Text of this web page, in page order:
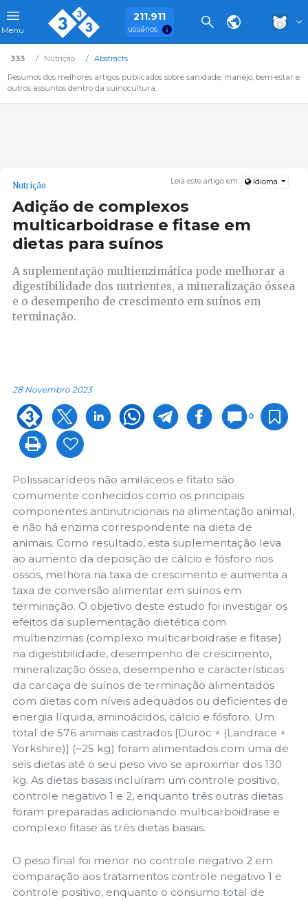
Menu
211.911
usuários
333 Nutrição
Abstracts
Resumos dos melhores artigos publicados sobre sanidade, manejo, bem-estar e
outros assuntos dentro da suinocultura.
Leia este artigo em: Idioma
Nutrição
Adição de complexos
multicarboidrase e fitase em
dietas para suínos
A suplementação multienzimática pode melhorar a
digestibilidade dos nutrientes, a mineralização óssea
e o desempenho de crescimento em suínos em
terminação.
28 Novembro 2023
0
Polissacarídeos não amiláceos e fitato são
comumente conhecidos como os principais
componentes antinutricionais na alimentação animal,
e não há enzima correspondente na dieta de
animais. Como resultado, esta suplementação leva
ao aumento da deposição de cálcio e fósforo nos
ossos, melhora na taxa de crescimento e aumenta a
taxa de conversão alimentar em suínos em
terminação. O objetivo deste estudo foi investigar os
efeitos da suplementação dietética com
multienzimas (complexo multicarboidrase e fitase)
na digestibilidade, desempenho de crescimento,
mineralização óssea, desempenho e características
da carcaça de suínos de terminação alimentados
com dietas com níveis adequados ou deficientes de
energia líquida, aminoácidos, cálcio e fósforo. Um
total de 576 animais castrados [Duroc × (Landrace ×
Yorkshire)] (~25 kg) foram alimentados com uma de
seis dietas até o seu peso vivo se aproximar dos 130
kg. As dietas basais incluíram um controle positivo,
controle negativo 1 e 2, enquanto três outras dietas
foram preparadas adicionando multicarboidrase e
complexo fitase às três dietas basais.
O peso final foi menor no controle negativo 2 em
comparação aos tratamentos controle negativo 1 e
controle positivo, enquanto o consumo total de